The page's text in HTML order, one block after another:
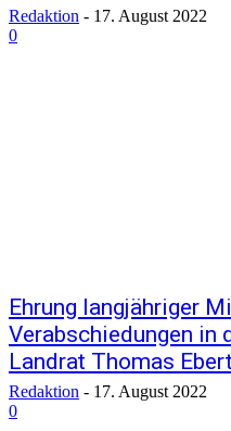
Redaktion - 17. August 2022
0
Ehrung langjähriger
Verabschiedungen in
Landrat Thomas
Redaktion - 17. August 2022
0